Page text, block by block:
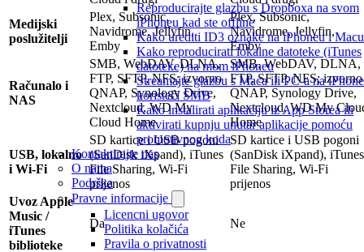
Reproducirajte glazbu s Dropboxa na svom
iPhoneu kad ste offline
Kako urediti ID3 oznake na iPhoneu i Macu
Kako reproducirati lokalne datoteke (iTunes
datoteke) na mom iPhoneu
Streamajte glazbu s Maca ili PC-a na iPhone
koristeći SMB
Kako instalirati aplikaciju iz App Storea ili
aktivirati kupnju unutar aplikacije pomoću
promotivnog koda
Kontaktirajte nas
O nama
Podrška
Pravne informacije
Licencni ugovor
Politika kolačića
Pravila o privatnosti
Medijski
poslužitelji
Plex, Subsonic,
Navidrome, Jellyfin,
Emby
Plex, Subsonic,
Navidrome, Jellyfin,
Emby
Računalo i
NAS
SMB, WebDAV, DLNA,
FTP, SFTP, NFS; izvorno
QNAP, Synology Drive,
Nextcloud, WD My
Cloud Home
SMB, WebDAV, DLNA,
FTP, SFTP, NFS; izvorno
QNAP, Synology Drive,
Nextcloud, WD My
Home
USB, lokalno
i Wi-Fi
SD kartice i USB pogoni
(SanDisk iXpand), iTunes
File Sharing, Wi-Fi
prijenos
SD kartice i USB pogoni
(SanDisk iXpand), iTunes
File Sharing, Wi-Fi
prijenos
Uvoz Apple
Music /
iTunes
biblioteke
Da Ne